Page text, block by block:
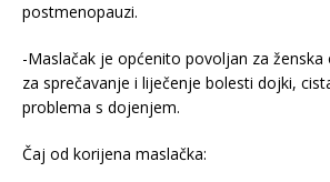
postmenopauzi.
-Maslačak je općenito povoljan za
za sprečavanje i liječenje bolesti dojki,
problema s dojenjem.
Čaj od korijena maslačka: